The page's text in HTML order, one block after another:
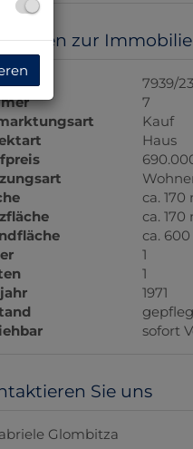
zur Immobilie
7939/
7
Kauf
Haus
ca. 170
ca. 170
ca.
1
1
1971
sofort
Sie uns